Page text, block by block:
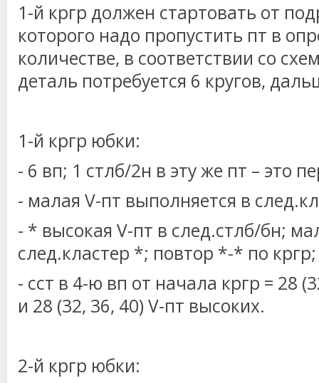
1-й кргр должен стартовать от
которого надо пропустить пт в
количестве, в соответствии со
деталь потребуется 6 кругов,
1-й кргр юбки:
- 6 вп; 1 стлб/2н в эту же пт – это
- малая V-пт выполняется в
- * высокая V-пт в след.стлб/бн;
след.кластер *; повтор *-* по
- сст в 4-ю вп от начала кргр = 28
и 28 (32, 36, 40) V-пт высоких.
2-й кргр юбки: